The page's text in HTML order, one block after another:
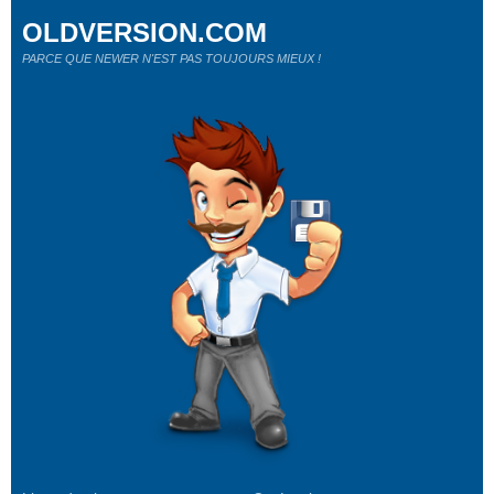
OLDVERSION.COM
PARCE QUE NEWER N'EST PAS TOUJOURS MIEUX !